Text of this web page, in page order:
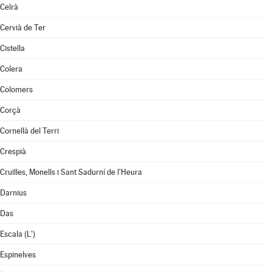
Celrà
Cervià de Ter
Cistella
Colera
Colomers
Corçà
Cornellà del Terri
Crespià
Cruïlles, Monells i Sant Sadurní de l'Heura
Darnius
Das
Escala (L')
Espinelves